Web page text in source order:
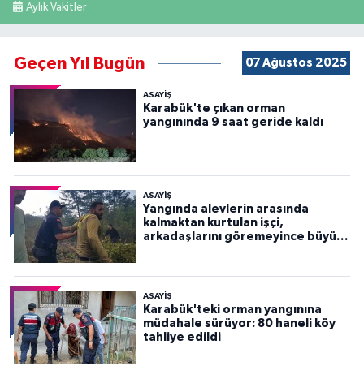
Aylık Vakitler
Geçen Yıl Bugün 07 Ağustos 2025
ASAYİŞ
Karabük'te çıkan orman
yangınında 9 saat geride kaldı
ASAYİŞ
Yangında alevlerin arasında
kalmaktan kurtulan işçi,
arkadaşlarını göremeyince büyük
ASAYİŞ
Karabük'teki orman yangınına
müdahale sürüyor: 80 haneli köy
tahliye edildi